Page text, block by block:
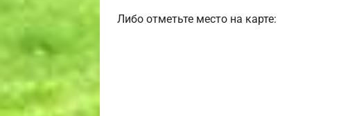
Либо отметьте место на карте: